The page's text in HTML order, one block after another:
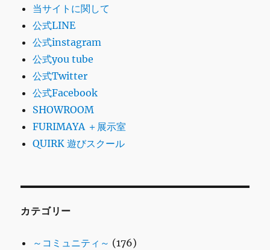
当サイトに関して
公式LINE
公式instagram
公式you tube
公式Twitter
公式Facebook
SHOWROOM
FURIMAYA ＋展示室
QUIRK 遊びスクール
カテゴリー
～コミュニティ～ (176)